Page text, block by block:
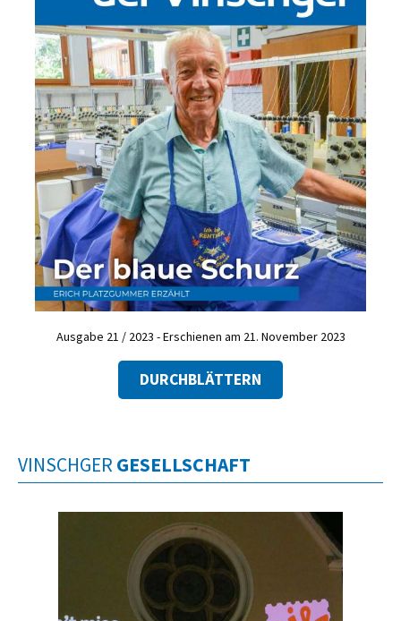
Ausgabe 21 / 2023 - Erschienen am 21. November 2023
DURCHBLÄTTERN
VINSCHGER GESELLSCHAFT